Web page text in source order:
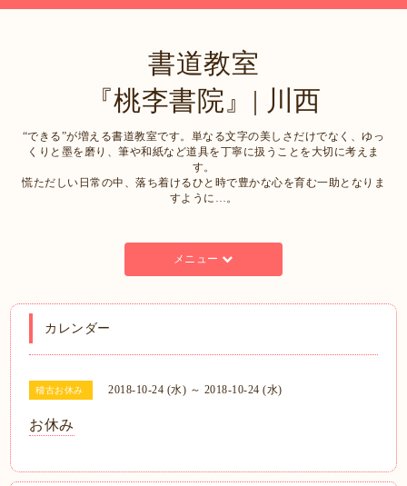
書道教室
『桃李書院』| 川西
“できる”が増える書道教室です。単なる文字の美しさだけでなく、ゆっ
くりと墨を磨り、筆や和紙など道具を丁寧に扱うことを大切に考えま
す。
慌ただしい日常の中、落ち着けるひと時で豊かな心を育む一助となりま
すように…。
メニュー
カレンダー
稽古お休み 2018-10-24 (水) ～ 2018-10-24 (水)
お休み